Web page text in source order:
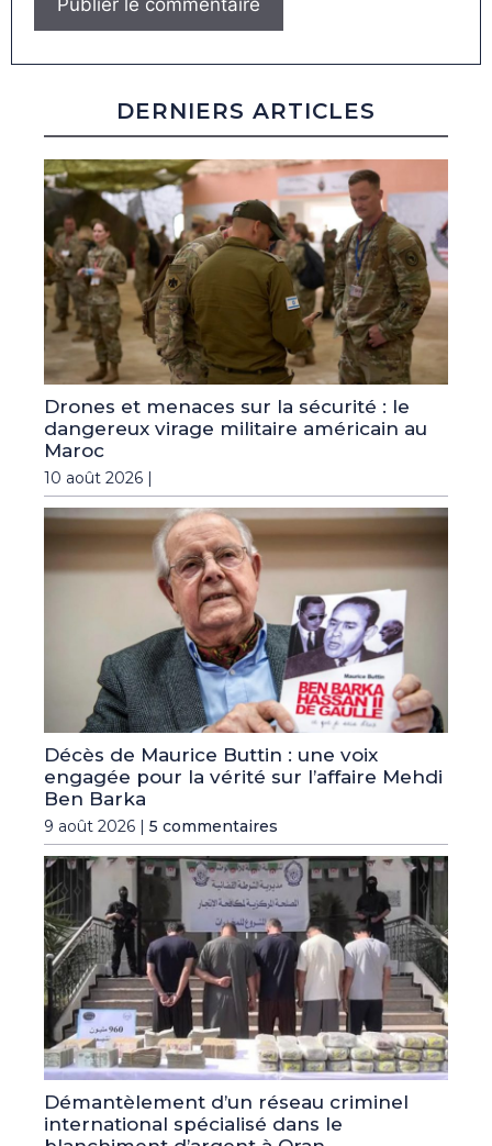
DERNIERS ARTICLES
Drones et menaces sur la sécurité : le
dangereux virage militaire américain au
Maroc
10 août 2026 |
Décès de Maurice Buttin : une voix
engagée pour la vérité sur l’affaire Mehdi
Ben Barka
9 août 2026 | 5 commentaires
Démantèlement d’un réseau criminel
international spécialisé dans le